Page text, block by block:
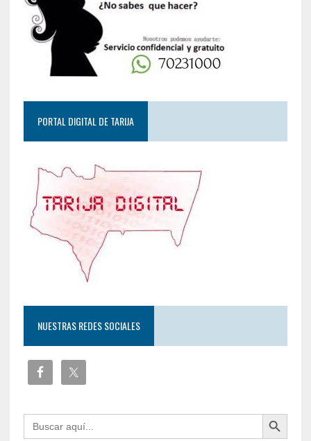
PORTAL DIGITAL DE TARIJA
NUESTRAS REDES SOCIALES
Buscar: Botón de búsqueda